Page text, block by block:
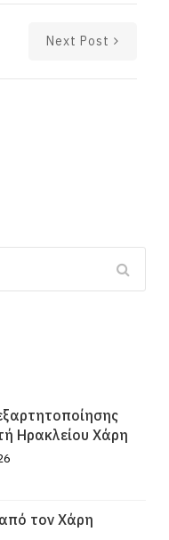
Next Post
Ηρακλείου Χάρη
τον Χάρη